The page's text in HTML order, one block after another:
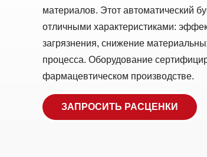
материалов. Этот автоматический
отличными характеристиками:
загрязнения, снижение
процесса. Оборудование
фармацевтическом производстве.
ЗАПРОСИТЬ РАСЦЕНКИ